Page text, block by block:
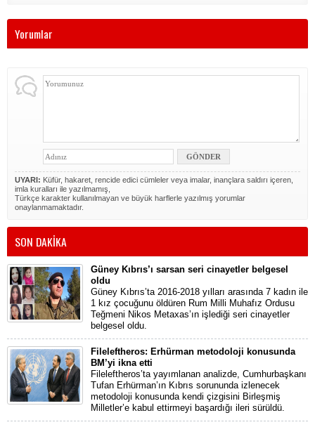
Yorumlar
UYARI: Küfür, hakaret, rencide edici cümleler veya imalar, inançlara saldırı içeren,
imla kuralları ile yazılmamış,
Türkçe karakter kullanılmayan ve büyük harflerle yazılmış yorumlar
onaylanmamaktadır.
SON DAKİKA
Güney Kıbrıs’ı sarsan seri cinayetler belgesel
oldu
Güney Kıbrıs’ta 2016-2018 yılları arasında 7 kadın ile
1 kız çocuğunu öldüren Rum Milli Muhafız Ordusu
Teğmeni Nikos Metaxas’ın işlediği seri cinayetler
belgesel oldu.
Fileleftheros: Erhürman metodoloji konusunda
BM’yi ikna etti
Fileleftheros’ta yayımlanan analizde, Cumhurbaşkanı
Tufan Erhürman’ın Kıbrıs sorununda izlenecek
metodoloji konusunda kendi çizgisini Birleşmiş
Milletler’e kabul ettirmeyi başardığı ileri sürüldü.